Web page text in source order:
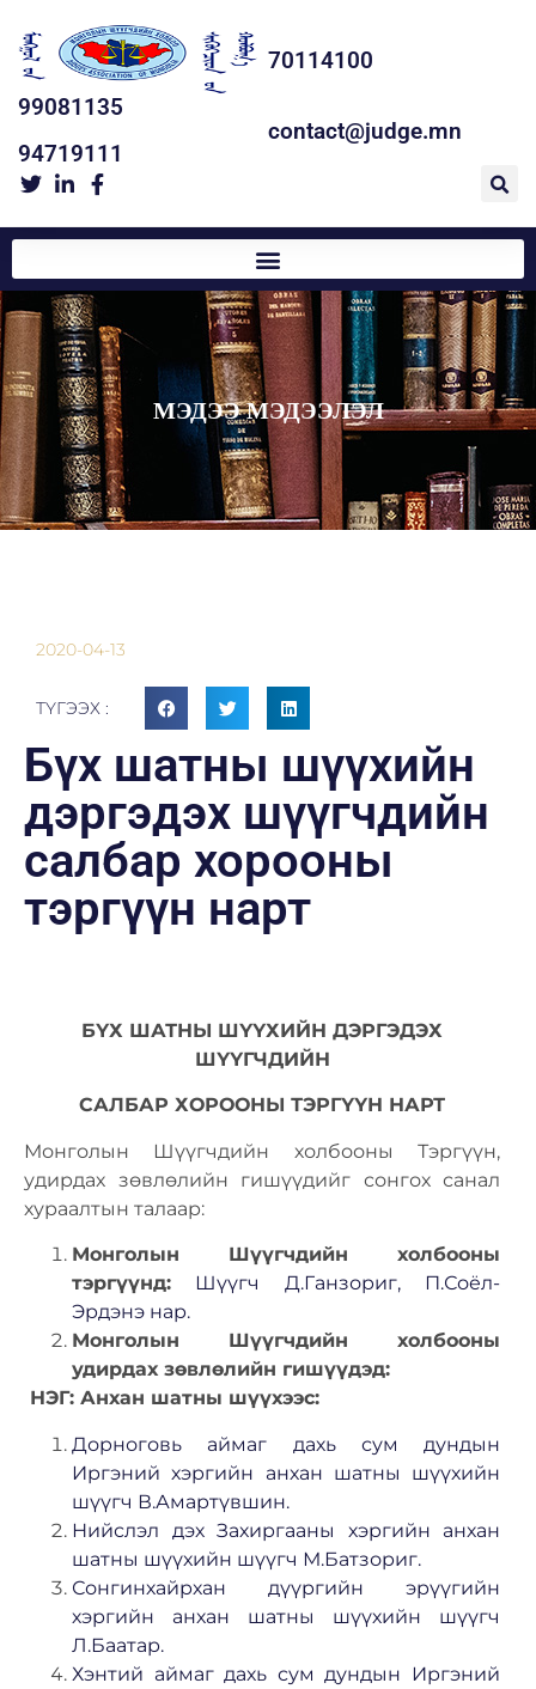
70114100
99081135
94719111
contact@judge.mn
МЭДЭЭ МЭДЭЭЛЭЛ
2020-04-13
ТҮГЭЭХ :
Бүх шатны шүүхийн
дэргэдэх шүүгчдийн
салбар хорооны
тэргүүн нарт
БҮХ ШАТНЫ ШҮҮХИЙН ДЭРГЭДЭХ
ШҮҮГЧДИЙН
САЛБАР ХОРООНЫ ТЭРГҮҮН НАРТ
Монголын Шүүгчдийн холбооны Тэргүүн,
удирдах зөвлөлийн гишүүдийг сонгох санал
хураалтын талаар:
Монголын Шүүгчдийн холбооны
тэргүүнд:
Шүүгч Д.Ганзориг, П.Соёл-
Эрдэнэ нар.
Монголын Шүүгчдийн холбооны
удирдах зөвлөлийн гишүүдэд:
НЭГ: Анхан шатны шүүхээс:
Дорноговь аймаг дахь сум дундын
Иргэний хэргийн анхан шатны шүүхийн
шүүгч В.Амартүвшин.
Нийслэл дэх Захиргааны хэргийн анхан
шатны шүүхийн шүүгч М.Батзориг.
Сонгинхайрхан дүүргийн эрүүгийн
хэргийн анхан шатны шүүхийн шүүгч
Л.Баатар.
Хэнтий аймаг дахь сум дундын Иргэний